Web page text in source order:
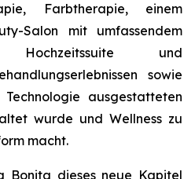
Farbtherapie, einem
Salon mit umfassendem
und
sowie
ausgestatteten
wurde und Wellness zu
macht.
Bonita dieses neue Kapitel